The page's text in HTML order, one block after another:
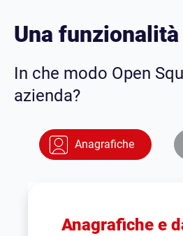
Una
In che modo Open
azienda?
Anagrafiche
Anagrafiche e